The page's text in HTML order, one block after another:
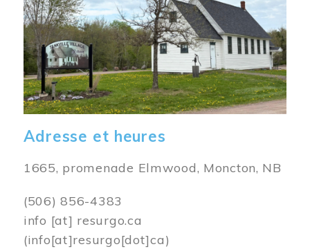
Adresse et heures
1665, promenade Elmwood, Moncton, NB
(506) 856-4383
info [at] resurgo.ca
(info[at]resurgo[dot]ca)